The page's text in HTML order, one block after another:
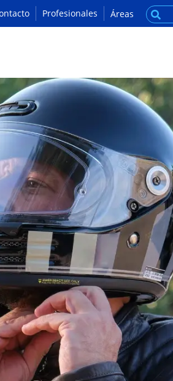
Profesionales Áreas